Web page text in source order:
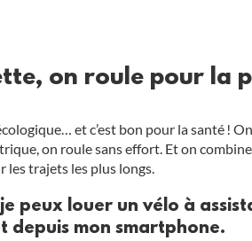
on roule pour la
et c’est bon pour la santé !
on roule sans effort. Et on
les trajets les plus longs.
je peux louer un vélo à
depuis mon smartphone.